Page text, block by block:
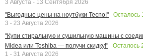
3 Августа - 13 Сентября 2026
"Выгодные цены на ноутбуки Tecno!"
Осталось
3 - 23 Августа 2026
"Купи стиральную и сушильную машины с
Midea или Toshiba — получи скидку!"
Осталось
1 - 31 Августа 2026